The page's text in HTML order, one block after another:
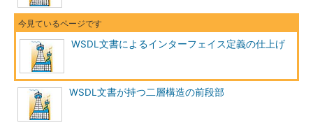
WSDL文書によるインターフェイス定義の仕上げ
WSDL文書が持つ二層構造の前段部